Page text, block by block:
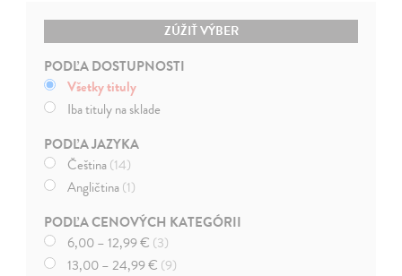
ZÚŽIŤ VÝBER
PODĽA DOSTUPNOSTI
Všetky tituly
Iba tituly na sklade
PODĽA JAZYKA
Čeština(14)
Angličtina(1)
PODĽA CENOVÝCH KATEGÓRII
6,00 – 12,99 € (3)
13,00 – 24,99 € (9)